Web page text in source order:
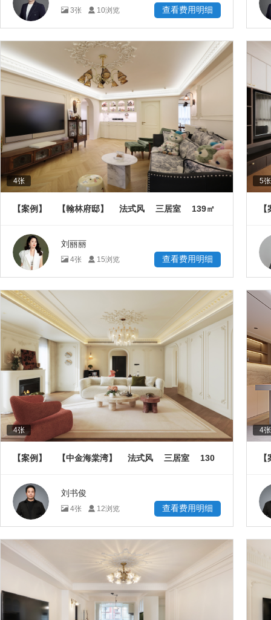
3张 10浏览 查看费用明细
4张
【案例】 【翰林府邸】 法式风 三居室 139㎡
刘丽丽
4张 15浏览 查看费用明细
5张
4张
【案例】 【中金海棠湾】 法式风 三居室 130
刘书俊
4张 12浏览 查看费用明细
4张